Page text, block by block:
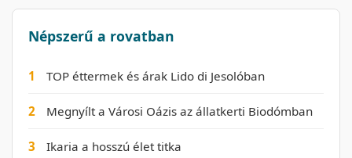
Népszerű a rovatban
1 TOP éttermek és árak Lido di Jesolóban
2 Megnyílt a Városi Oázis az állatkerti Biodómban
3 Ikaria a hosszú élet titka